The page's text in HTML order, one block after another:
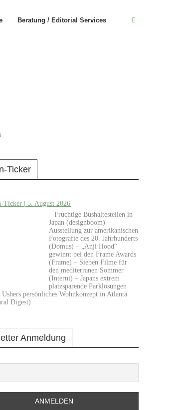
Beratung / Editorial Services
Ticker
Ticker | 5. August 2026
– Fruchtige Bushaltestellen in
Japan (designboom) –
Ausstellung zur amerikanischen
Fotografie des 20. Jahrhunderts
(Domus) – „Anji Hood“
gewinnt bei den Frame Awards
(Frame) – Sieben Filme für
den mediterranen Sommer
(Interni) – Japans extrem
platzsparende Parklösungen
persönliches Wohnkonzept in Atlanta
Digest)
Anmeldung